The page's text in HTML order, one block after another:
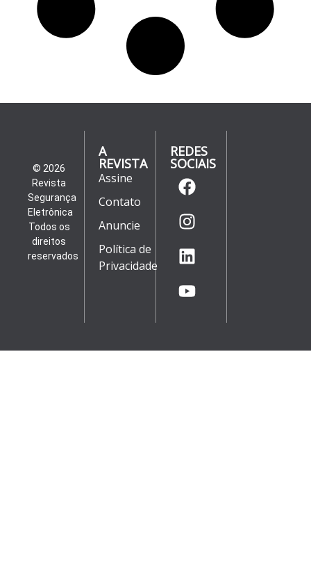
© 2026
Revista
Segurança
Eletrônica
Todos os
direitos
reservados
A
REVISTA
Assine
Contato
Anuncie
Política de
Privacidade
REDES
SOCIAIS